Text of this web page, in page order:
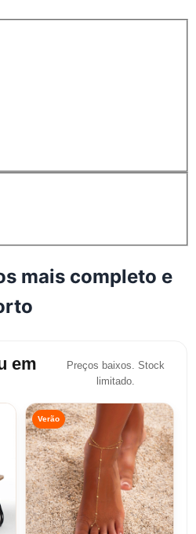
mais completo e
em
Preços baixos. Stock
limitado.
Verão